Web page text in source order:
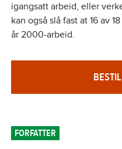
igangsatt arbeid, eller
kan også slå fast at 16 av
år 2000-arbeid.
FORFATTER